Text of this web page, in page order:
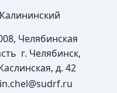
Калининский
Челябинская
г. Челябинск,
д. 42